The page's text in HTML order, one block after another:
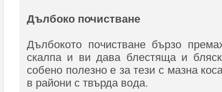
Дълбоко почистване
Дълбокото почистване бързо
скалпа и ви дава блестяща и
собено полезно е за тези с мазна
в райони с твърда вода.